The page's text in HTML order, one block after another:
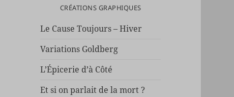
CRÉATIONS GRAPHIQUES
Le Cause Toujours – Hiver
Variations Goldberg
L’Épicerie d’à Côté
Et si on parlait de la mort ?